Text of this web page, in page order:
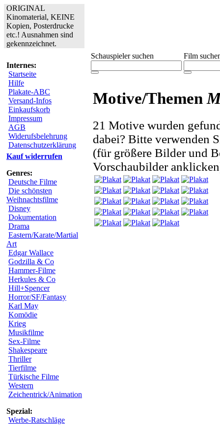
ORIGINAL
Kinomaterial, KEINE
Kopien, Posterdrucke
etc.! Ausnahmen sind
gekennzeichnet.
Internes:
Startseite
Hilfe
Plakate-ABC
Versand-Infos
Einkaufskorb
Impressum
AGB
Widerufsbelehrung
Datenschutzerklärung
Kauf widerrufen
Genres:
Deutsche Filme
Die schönsten
Weihnachtsfilme
Disney
Dokumentation
Drama
Eastern/Karate/Martial
Art
Edgar Wallace
Godzilla & Co
Hammer-Filme
Herkules & Co
Hill+Spencer
Horror/SF/Fantasy
Karl May
Komödie
Krieg
Musikfilme
Sex-Filme
Shakespeare
Thriller
Tierfilme
Türkische Filme
Western
Zeichentrick/Animation
Spezial:
Werbe-Ratschläge
Schauspieler suchen Film
Motive/Themen
21 Motive wurden
dabei? Bitte verwenden
(für größere Bilder und
Vorschaubilder